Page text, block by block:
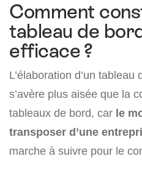
Comment
tableau de
efficace ?
L’élaboration d’un
s’avère plus aisée que la
tableaux de bord, car le
transposer d’une
marche à suivre pour le